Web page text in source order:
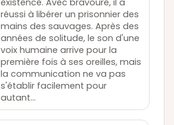
existence. Avec bravoure, il a
réussi à libérer un prisonnier des
mains des sauvages. Après des
années de solitude, le son d'une
voix humaine arrive pour la
première fois à ses oreilles, mais
la communication ne va pas
s'établir facilement pour
autant…